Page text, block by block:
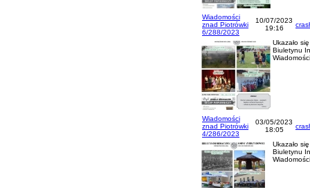
Wiadomości
znad Piotrówki
6/288/2023
10/07/2023
19:16
Ukazało
Biuletynu
Wiadomości
znad Piotrówki
4/286/2023
03/05/2023
18:05
Ukazało
Biuletynu